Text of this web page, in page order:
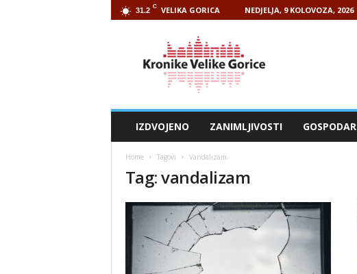
31.2 C VELIKA GORICA NEDJELJA, 9 KOLOVOZA, 2026
IZDVOJENO ZANIMLJIVOSTI
Home Tagovi Vandalizam
Tag: vandalizam